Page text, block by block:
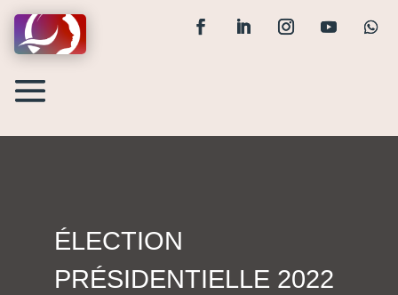
ÉLECTION
PRÉSIDENTIELLE 2022